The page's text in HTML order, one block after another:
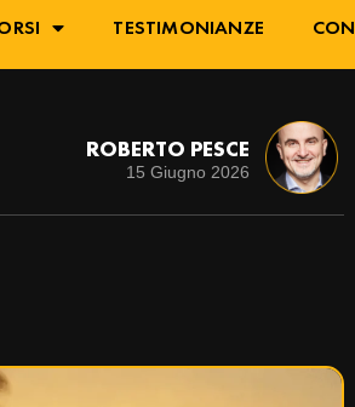
TESTIMONIANZE
ROBERTO PESCE
15 Giugno 2026